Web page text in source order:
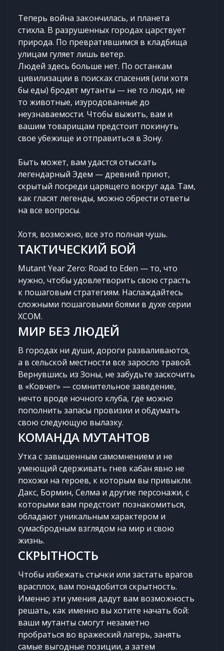
Теперь война закончилась, и планета
стихла. В разрушенных городах царствует
природа. По превратившимся в кладбища
улицам гуляет лишь ветер.
Людей здесь больше нет. По останкам
цивилизации в поисках спасения (или хотя
бы еды) бродят мутанты — не то люди, не
то животные, изуродованные до
неузнаваемости. Чтобы выжить, вам и
вашим товарищам предстоит покинуть
свое убежище и отправиться в Зону.
Быть может, вам удастся отыскать
легендарный Эдем — древний приют,
скрытый посреди царящего вокруг ада. Там,
как гласят легенды, можно обрести ответы
на все вопросы.
Хотя, возможно, все это полная чушь.
ТАКТИЧЕСКИЙ БОЙ
Mutant Year Zero: Road to Eden — то, что
нужно, чтобы удовлетворить свою страсть
к пошаговым стратегиям. Наслаждайтесь
сложными пошаговыми боями в духе серии
XCOM.
МИР БЕЗ ЛЮДЕЙ
В городах ни души, дороги разваливаются,
а в сельской местности все заросло травой.
Вернувшись из Зоны, не забудьте заскочить
в «Ковчег» — сомнительное заведение,
нечто вроде ночного клуба, где можно
пополнить запасы провизии и обдумать
свою следующую вылазку.
КОМАНДА МУТАНТОВ
Утка с завышенным самомнением и не
умеющий сдерживать гнев кабан явно не
похожи на героев, к которым вы привыкли.
Дакс, Бормин, Селма и другие персонажи, с
которыми вам предстоит познакомиться,
обладают уникальным характером и
сумасбродным взглядом на мир и свою
жизнь.
СКРЫТНОСТЬ
Чтобы избежать стычки или застать врагов
врасплох, вам понадобится скрытность.
Именно эти умения дадут вам возможность
решать, как именно вы хотите начать бой:
ваши мутанты смогут незаметно
пробраться во вражеский лагерь, занять
самые выгодные позиции, а затем